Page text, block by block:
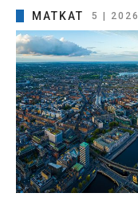
MATKAT 5 | 2026